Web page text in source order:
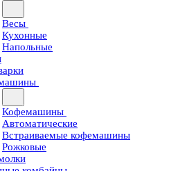
Весы
Кухонные
Напольные
Кофемашины
Автоматические
Встраиваемые кофемашины
Рожковые